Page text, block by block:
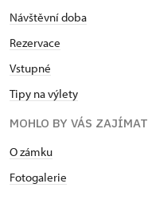
Návštěvní doba
Rezervace
Vstupné
Tipy na výlety
MOHLO BY VÁS ZAJÍMAT
O zámku
Fotogalerie